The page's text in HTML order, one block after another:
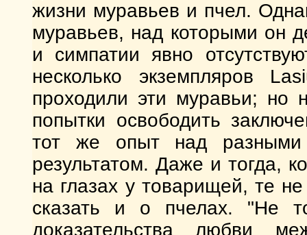
жизни муравьев и пчел.
муравьев, над которыми он
и симпатии явно
несколько экземпляров
проходили эти муравьи; но
попытки освободить
тот же опыт над
результатом. Даже и тогда,
на глазах у товарищей, те
сказать и о пчелах. "Не
доказательства любви